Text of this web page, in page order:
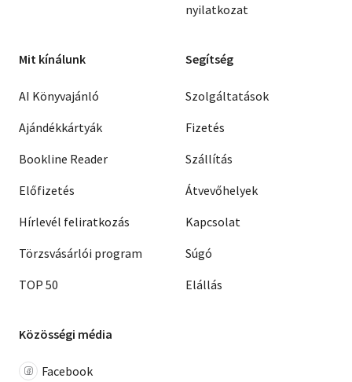
nyilatkozat
Mit kínálunk
AI Könyvajánló
Ajándékkártyák
Bookline Reader
Előfizetés
Hírlevél feliratkozás
Törzsvásárlói program
TOP 50
Segítség
Szolgáltatások
Fizetés
Szállítás
Átvevőhelyek
Kapcsolat
Súgó
Elállás
Közösségi média
Facebook